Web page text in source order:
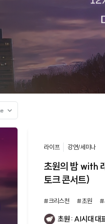
라이프 강연/세미나
초원의 밤 with
토크 콘서트)
#크리스천 #초원 #
초원 : AI시대 대